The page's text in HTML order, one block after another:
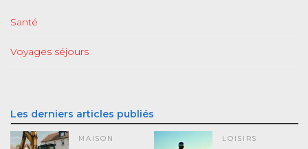
Santé
Voyages séjours
Les derniers articles publiés
MAISON LOISIRS